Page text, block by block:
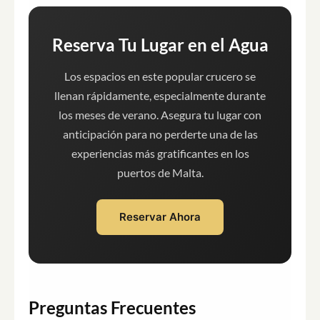
Reserva Tu Lugar en el Agua
Los espacios en este popular crucero se
llenan rápidamente, especialmente durante
los meses de verano. Asegura tu lugar con
anticipación para no perderte una de las
experiencias más gratificantes en los
puertos de Malta.
Reservar Ahora
Preguntas Frecuentes